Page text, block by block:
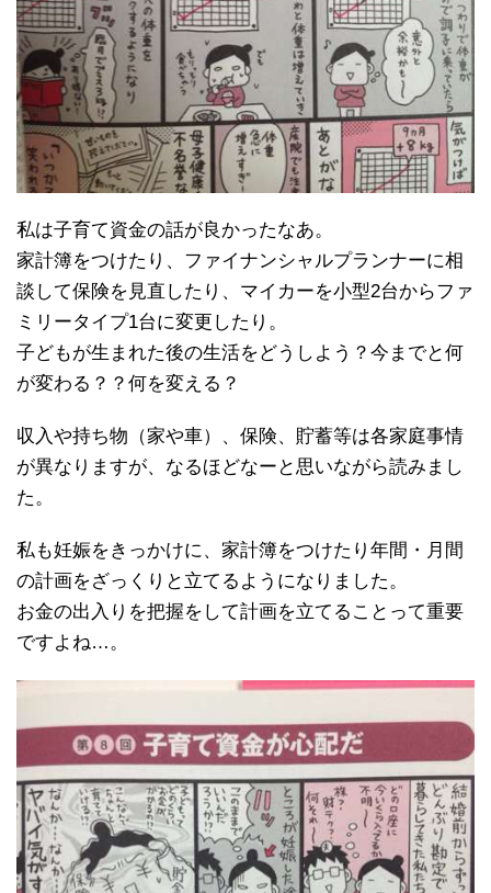
私は子育て資金の話が良かったなあ。
家計簿をつけたり、ファイナンシャルプランナーに相
談して保険を見直したり、マイカーを小型2台からファ
ミリータイプ1台に変更したり。
子どもが生まれた後の生活をどうしよう？今までと何
が変わる？？何を変える？
収入や持ち物（家や車）、保険、貯蓄等は各家庭事情
が異なりますが、なるほどなーと思いながら読みまし
た。
私も妊娠をきっかけに、家計簿をつけたり年間・月間
の計画をざっくりと立てるようになりました。
お金の出入りを把握をして計画を立てることって重要
ですよね…。